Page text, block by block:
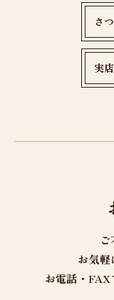
さ
実
お気軽
お電話・FAX